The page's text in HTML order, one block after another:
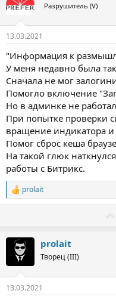
Разрушитель (V)
13.03.2021
"Информация к
У меня недавно была
Сначала не мог
Помогло включение
Но в админке не
При попытке проверки
вращение индикатора
Помог сброс кеша
На такой глюк
работы с Битрикс.
Р
е
и
и
prolait
prolait
Творец (III)
13.03.2021